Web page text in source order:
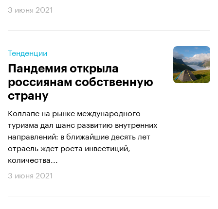
3 июня 2021
Тенденции
Пандемия открыла
россиянам собственную
страну
Коллапс на рынке международного
туризма дал шанс развитию внутренних
направлений: в ближайшие десять лет
отрасль ждет роста инвестиций,
количества...
3 июня 2021